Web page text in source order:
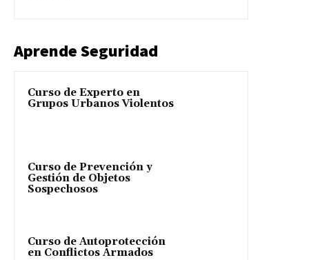
Aprende Seguridad
Curso de Experto en
Grupos Urbanos Violentos
Curso de Prevención y
Gestión de Objetos
Sospechosos
Curso de Autoprotección
en Conflictos Armados